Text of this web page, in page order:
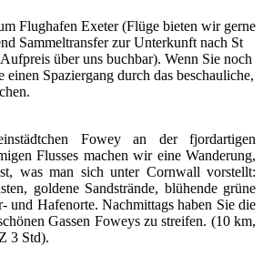
Flughafen Exeter (Flüge bieten wir gerne
Sammeltransfer zur Unterkunft nach St
über uns buchbar). Wenn Sie noch
einen Spaziergang durch das beschauliche,
Fowey an der fjordartigen
Flusses machen wir eine Wanderung,
was man sich unter Cornwall vorstellt:
goldene Sandstrände, blühende grüne
und Hafenorte. Nachmittags haben Sie die
Gassen Foweys zu streifen. (10 km,
3 Std).